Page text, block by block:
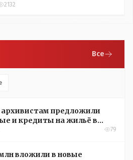
2132
Все
предложили
и кредиты на жильё в
79
вложили в новые